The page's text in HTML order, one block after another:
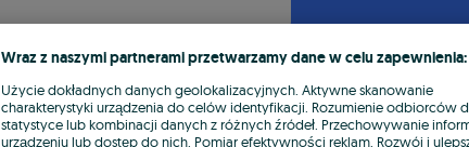
Wraz z naszymi partnerami przetwarzamy dane w celu zapewnienia:
Użycie dokładnych danych geolokalizacyjnych. Aktywne skanowanie
charakterystyki urządzenia do celów identyfikacji. Rozumienie odbiorców
statystyce lub kombinacji danych z różnych źródeł. Przechowywanie
urządzeniu lub dostęp do nich. Pomiar efektywności reklam. Rozwój i